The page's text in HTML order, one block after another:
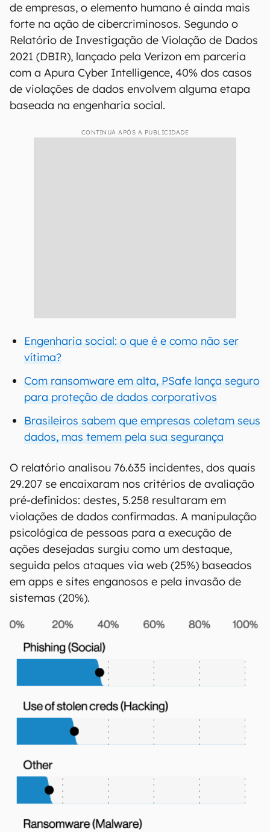
de empresas, o elemento humano é ainda mais
forte na ação de cibercriminosos. Segundo o
Relatório de Investigação de Violação de Dados
2021 (DBIR), lançado pela Verizon em parceria
com a Apura Cyber Intelligence, 40% dos casos
de violações de dados envolvem alguma etapa
baseada na engenharia social.
CONTINUA APÓS A PUBLICIDADE
Engenharia social: o que é e como não ser
vítima?
Com ransomware em alta, PSafe lança seguro
para proteção de dados corporativos
Brasileiros sabem que empresas coletam seus
dados, mas temem pela sua segurança
O relatório analisou 76.635 incidentes, dos quais
29.207 se encaixaram nos critérios de avaliação
pré-definidos: destes, 5.258 resultaram em
violações de dados confirmadas. A manipulação
psicológica de pessoas para a execução de
ações desejadas surgiu como um destaque,
seguida pelos ataques via web (25%) baseados
em apps e sites enganosos e pela invasão de
sistemas (20%).